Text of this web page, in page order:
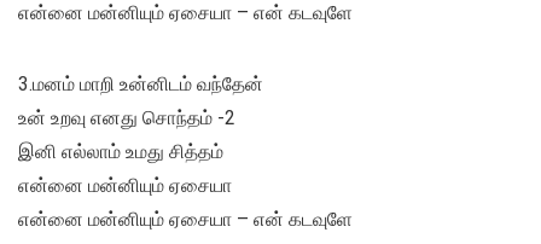
என்னை மன்னியும் ஏசையா – என் கடவுளே
3.மனம் மாறி உன்னிடம் வந்தேன்
உன் உறவு எனது சொந்தம் -2
இனி எல்லாம் உமது சித்தம்
என்னை மன்னியும் ஏசையா
என்னை மன்னியும் ஏசையா – என் கடவுளே